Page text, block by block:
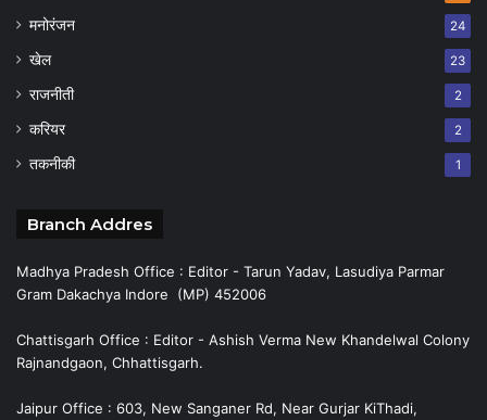
मनोरंजन 24
खेल 23
राजनीती 2
करियर 2
तकनीकी 1
Branch Addres
Madhya Pradesh Office : Editor - Tarun Yadav, Lasudiya Parmar
Gram Dakachya Indore (MP) 452006
Chattisgarh Office : Editor - Ashish Verma New Khandelwal Colony
Rajnandgaon, Chhattisgarh.
Jaipur Office : 603, New Sanganer Rd, Near Gurjar KiThadi,